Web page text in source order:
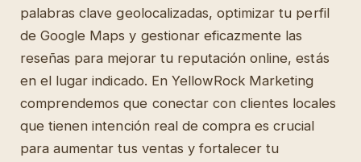
palabras clave geolocalizadas, optimizar tu perfil
de Google Maps y gestionar eficazmente las
reseñas para mejorar tu reputación online, estás
en el lugar indicado. En YellowRock Marketing
comprendemos que conectar con clientes locales
que tienen intención real de compra es crucial
para aumentar tus ventas y fortalecer tu